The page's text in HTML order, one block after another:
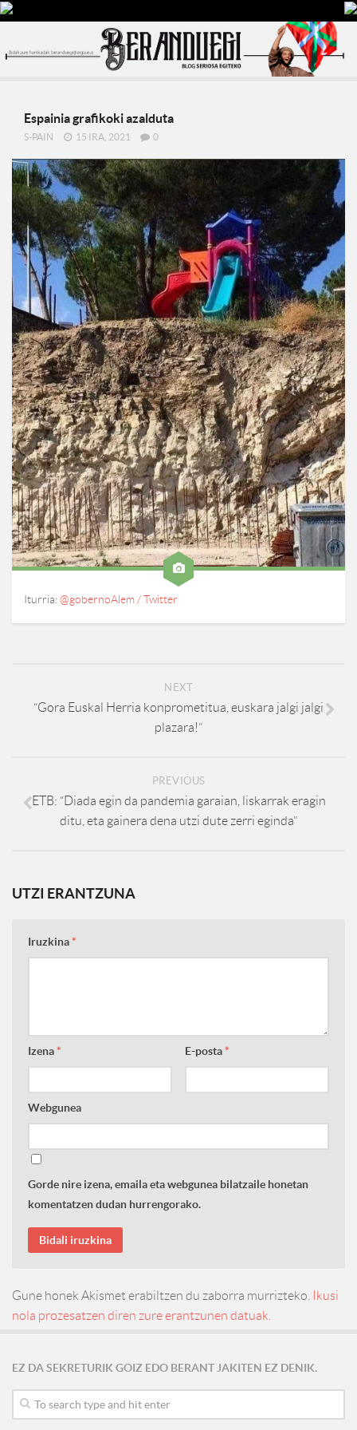
Espainia grafikoki azalduta
S-PAIN 15 IRA, 2021 0
Iturria:@gobernoAlem / Twitter
NEXT
“Gora Euskal Herria konprometitua, euskara jalgi jalgi
plazara!”
PREVIOUS
ETB: “Diada egin da pandemia garaian, liskarrak eragin
ditu, eta gainera dena utzi dute zerri eginda”
UTZI ERANTZUNA
Iruzkina*
Izena* E-posta*
Webgunea
Gorde nire izena, emaila eta webgunea bilatzaile honetan
komentatzen dudan hurrengorako.
Gune honek Akismet erabiltzen du zaborra murrizteko.
Ikusi
nola prozesatzen diren zure erantzunen datuak.
EZ DA SEKRETURIK GOIZ EDO BERANT JAKITEN EZ DENIK.